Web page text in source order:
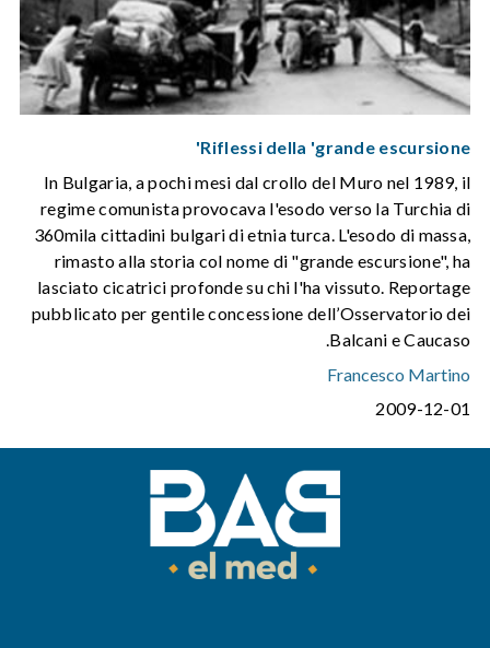
Riflessi della 'grande escursione'
In Bulgaria, a pochi mesi dal crollo del Muro nel 1989, il
regime comunista provocava l'esodo verso la Turchia di
360mila cittadini bulgari di etnia turca. L'esodo di massa,
rimasto alla storia col nome di "grande escursione", ha
lasciato cicatrici profonde su chi l'ha vissuto. Reportage
pubblicato per gentile concessione dell’Osservatorio dei
Balcani e Caucaso.
Francesco Martino
2009-12-01